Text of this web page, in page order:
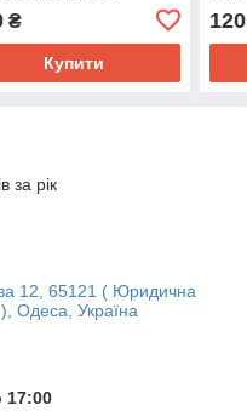
₴
Купити
120
за рік
12, 65121 ( Юридична
Одеса, Україна
17:00